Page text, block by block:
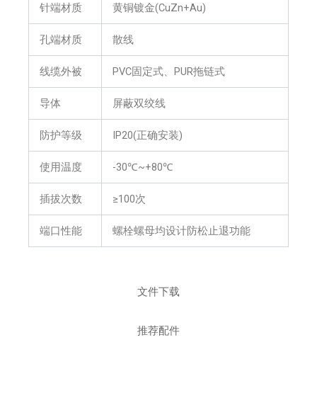
文件下载
推荐配件
针端材质 黄铜镀金(CuZn+Au)
孔端材质 散线
线缆外被 PVC固定式、PUR拖链式
导体 屏蔽双绞线
防护等级 IP20(正确安装)
使用温度 -30℃~+80℃
插拔次数 ≥100次
端口性能 螺栓螺母均设计防松止退功能